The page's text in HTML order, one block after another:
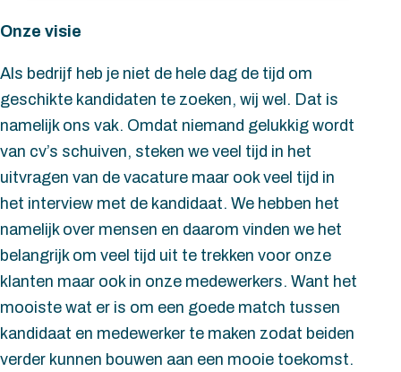
Onze visie
Als bedrijf heb je niet de hele dag de tijd om
geschikte kandidaten te zoeken, wij wel. Dat is
namelijk ons vak. Omdat niemand gelukkig wordt
van cv’s schuiven, steken we veel tijd in het
uitvragen van de vacature maar ook veel tijd in
het interview met de kandidaat. We hebben het
namelijk over mensen en daarom vinden we het
belangrijk om veel tijd uit te trekken voor onze
klanten maar ook in onze medewerkers. Want het
mooiste wat er is om een goede match tussen
kandidaat en medewerker te maken zodat beiden
verder kunnen bouwen aan een mooie toekomst.